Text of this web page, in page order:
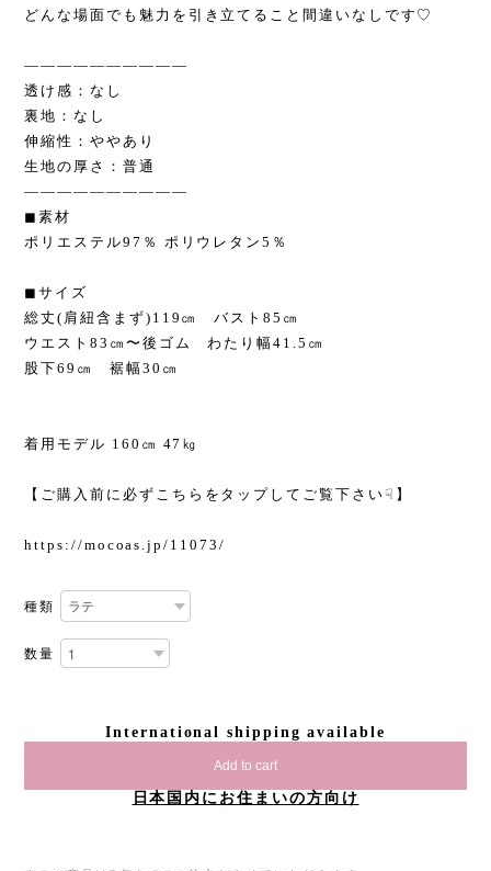
どんな場面でも魅力を引き立てること間違いなしです♡
——————————
透け感：なし
裏地：なし
伸縮性：ややあり
生地の厚さ：普通
——————————
◼︎素材
ポリエステル97％ ポリウレタン5％
◼︎サイズ
総丈(肩紐含まず)119㎝ バスト85㎝
ウエスト83㎝〜後ゴム わたり幅41.5㎝
股下69㎝ 裾幅30㎝
着用モデル 160㎝ 47㎏
【ご購入前に必ずこちらをタップしてご覧下さい☟】
https://mocoas.jp/11073/
種類
数量
International shipping available
Add to cart
日本国内にお住まいの方向け